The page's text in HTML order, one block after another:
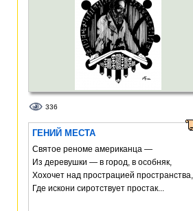
336
ГЕНИЙ МЕСТА
Святое реноме американца —
Из деревушки — в город, в особняк,
Хохочет над прострацией пространства,
Где искони сиротствует простак...